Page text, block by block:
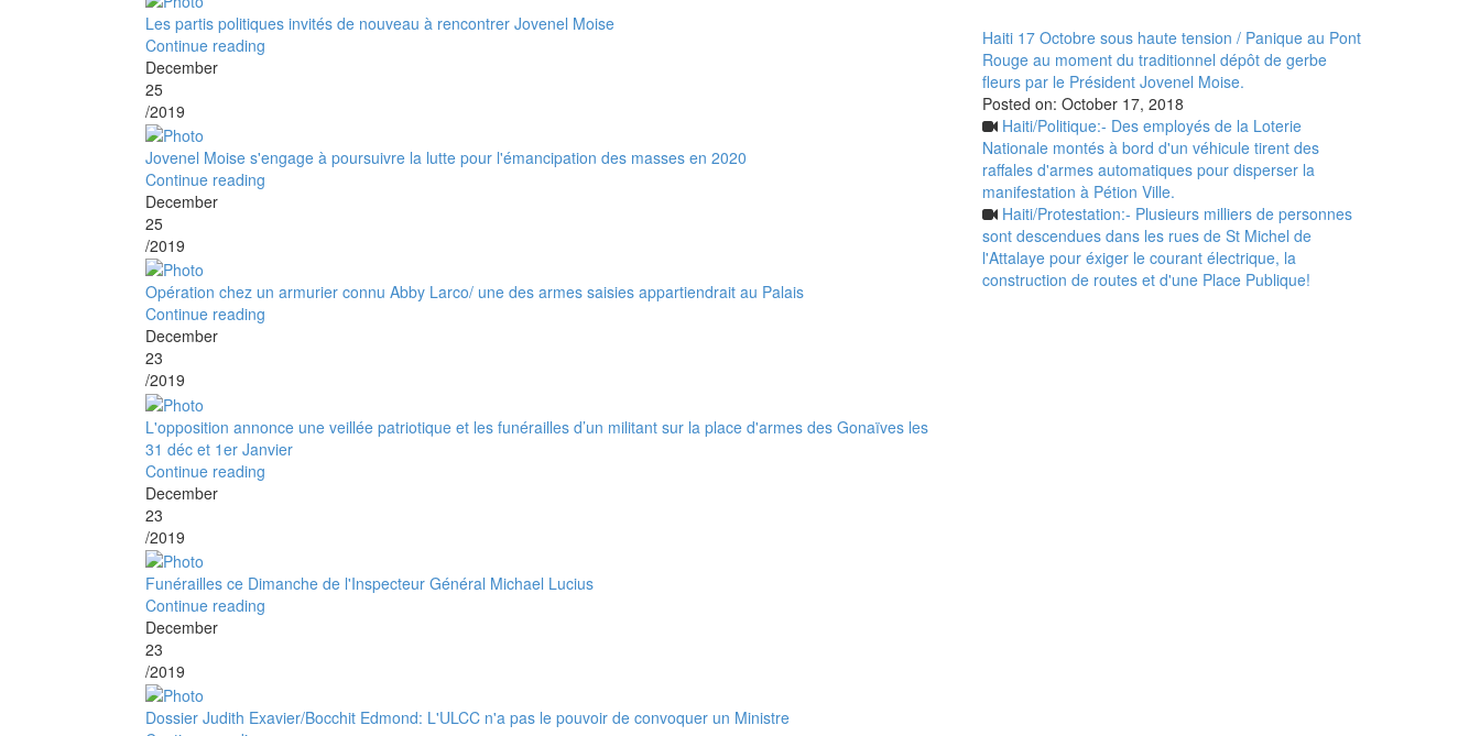
Les partis politiques invités de nouveau à rencontrer Jovenel Moise
Continue reading
December
25
/2019
Jovenel Moise s'engage à poursuivre la lutte pour l'émancipation des masses en 2020
Continue reading
December
25
/2019
Opération chez un armurier connu Abby Larco/ une des armes saisies appartiendrait au Palais
Continue reading
December
23
/2019
L'opposition annonce une veillée patriotique et les funérailles d’un militant sur la place d'armes des Gonaïves les
31 déc et 1er Janvier
Continue reading
December
23
/2019
Funérailles ce Dimanche de l'Inspecteur Général Michael Lucius
Continue reading
December
23
/2019
Dossier Judith Exavier/Bocchit Edmond: L'ULCC n'a pas le pouvoir de convoquer un Ministre
Haiti 17 Octobre sous haute tension / Panique au Pont
Rouge au moment du traditionnel dépôt de gerbe
fleurs par le Président Jovenel Moise.
Posted on: October 17, 2018
Haiti/Politique:- Des employés de la Loterie
Nationale montés à bord d'un véhicule tirent des
raffales d'armes automatiques pour disperser la
manifestation à Pétion Ville.
Haiti/Protestation:- Plusieurs milliers de personnes
sont descendues dans les rues de St Michel de
l'Attalaye pour éxiger le courant électrique, la
construction de routes et d'une Place Publique!